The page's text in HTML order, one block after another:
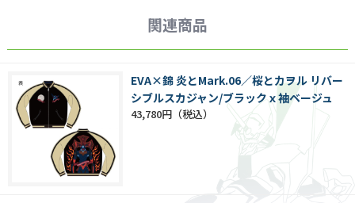
関連商品
EVA×錦 炎とMark.06／桜とカヲル リバー
シブルスカジャン/ブラックｘ袖ベージュ
43,780円